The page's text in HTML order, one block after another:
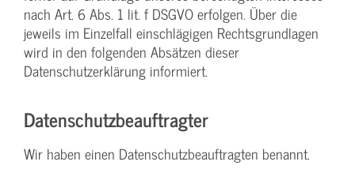
nach Art. 6 Abs. 1 lit. f DSGVO erfolgen. Über die
jeweils im Einzelfall einschlägigen Rechtsgrundlagen
wird in den folgenden Absätzen dieser
Datenschutzerklärung informiert.
Datenschutz­beauftragter
Wir haben einen Datenschutzbeauftragten benannt.